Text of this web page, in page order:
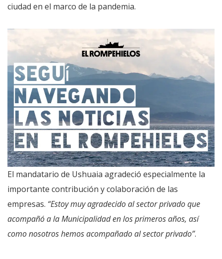
ciudad en el marco de la pandemia.
El mandatario de Ushuaia agradeció especialmente la
importante contribución y colaboración de las
empresas. “Estoy muy agradecido al sector privado que
acompañó a la Municipalidad en los primeros años, así
como nosotros hemos acompañado al sector privado”.